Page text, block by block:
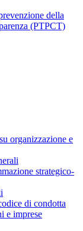
della
(PTPCT)
organizzazione e
strategico-
di condotta
e imprese